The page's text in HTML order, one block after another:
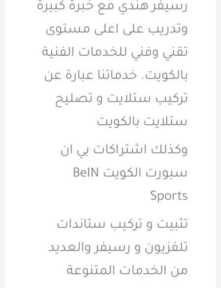
رسيفر هندي مع خبرة كبيرة
وتدريب على اعلى مستوى
تقني وفني للخدمات الفنية
بالكويت. خدماتنا عبارة عن
تركيب ستلايت و تصليح
ستلايت بالكويت
وكذلك اشتراكات بي ان
سبورت الكويت BeIN
Sports
تثبيت و تركيب ستاندات
تلفزيون و رسيفر والعديد
من الخدمات المتنوعة